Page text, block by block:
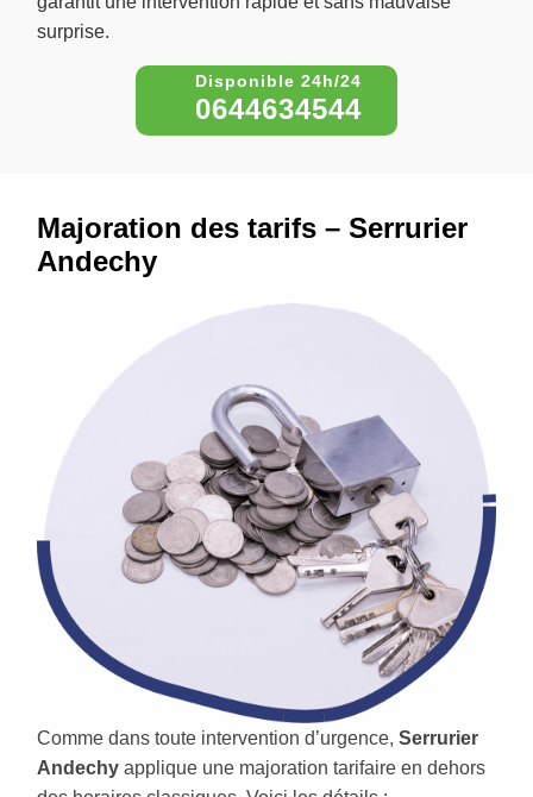
surprise.
0644634544
Majoration des tarifs – Serrurier
Andechy
Comme dans toute intervention d’urgence, Serrurier
Andechy applique une majoration tarifaire en dehors